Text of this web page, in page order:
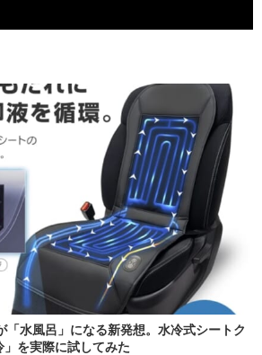
「水風呂」になる新発想。水冷式シートク
」を実際に試してみた